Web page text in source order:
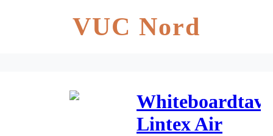
VUC Nord
Lintex Air